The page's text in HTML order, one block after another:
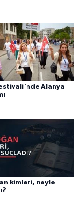
Alanya
kimleri, neyle